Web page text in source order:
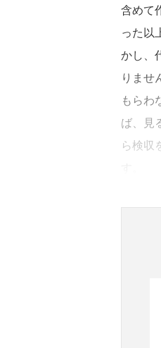
含めて
った以
かし、
りませ
もらわ
ば、見
ら検収